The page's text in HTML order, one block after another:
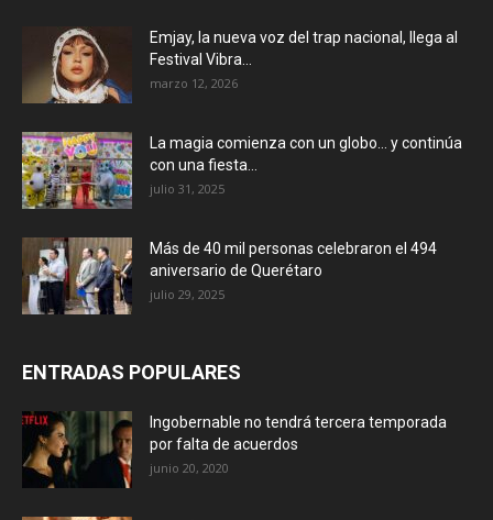
Emjay, la nueva voz del trap nacional, llega al
Festival Vibra...
marzo 12, 2026
La magia comienza con un globo… y continúa
con una fiesta...
julio 31, 2025
Más de 40 mil personas celebraron el 494
aniversario de Querétaro
julio 29, 2025
ENTRADAS POPULARES
Ingobernable no tendrá tercera temporada
por falta de acuerdos
junio 20, 2020